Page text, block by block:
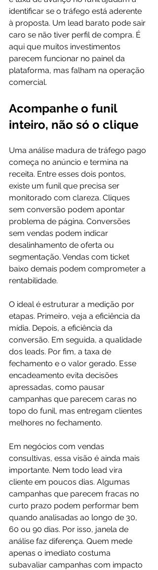
identificar se o tráfego está aderente
à proposta. Um lead barato pode sair
caro se não tiver perfil de compra. É
aqui que muitos investimentos
parecem funcionar no painel da
plataforma, mas falham na operação
comercial.
Acompanhe o funil
inteiro, não só o clique
Uma análise madura de tráfego pago
começa no anúncio e termina na
receita. Entre esses dois pontos,
existe um funil que precisa ser
monitorado com clareza. Cliques
sem conversão podem apontar
problema de página. Conversões
sem vendas podem indicar
desalinhamento de oferta ou
segmentação. Vendas com ticket
baixo demais podem comprometer a
rentabilidade.
O ideal é estruturar a medição por
etapas. Primeiro, veja a eficiência da
mídia. Depois, a eficiência da
conversão. Em seguida, a qualidade
dos leads. Por fim, a taxa de
fechamento e o valor gerado. Esse
encadeamento evita decisões
apressadas, como pausar
campanhas que parecem caras no
topo do funil, mas entregam clientes
melhores no fechamento.
Em negócios com vendas
consultivas, essa visão é ainda mais
importante. Nem todo lead vira
cliente em poucos dias. Algumas
campanhas que parecem fracas no
curto prazo podem performar bem
quando analisadas ao longo de 30,
60 ou 90 dias. Por isso, janela de
análise faz diferença. Quem mede
apenas o imediato costuma
subavaliar campanhas com impacto